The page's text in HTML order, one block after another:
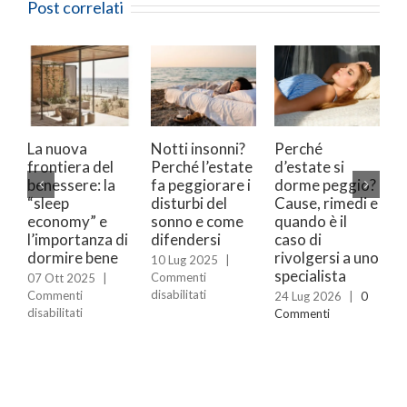
Post correlati
La nuova
frontiera del
benessere: la
“sleep
economy” e
l’importanza di
dormire bene
07 Ott 2025
Commenti
disabilitatisu
Notti insonni?
Perché l’estate
fa peggiorare i
disturbi del
sonno e come
difendersi
10 Lug 2025
Commenti
disabilitatisu
Perché
d’estate si
dorme peggio?
Cause, rimedi e
quando è il
caso di
rivolgersi a uno
specialista
24 Lug 2026
0
Commenti